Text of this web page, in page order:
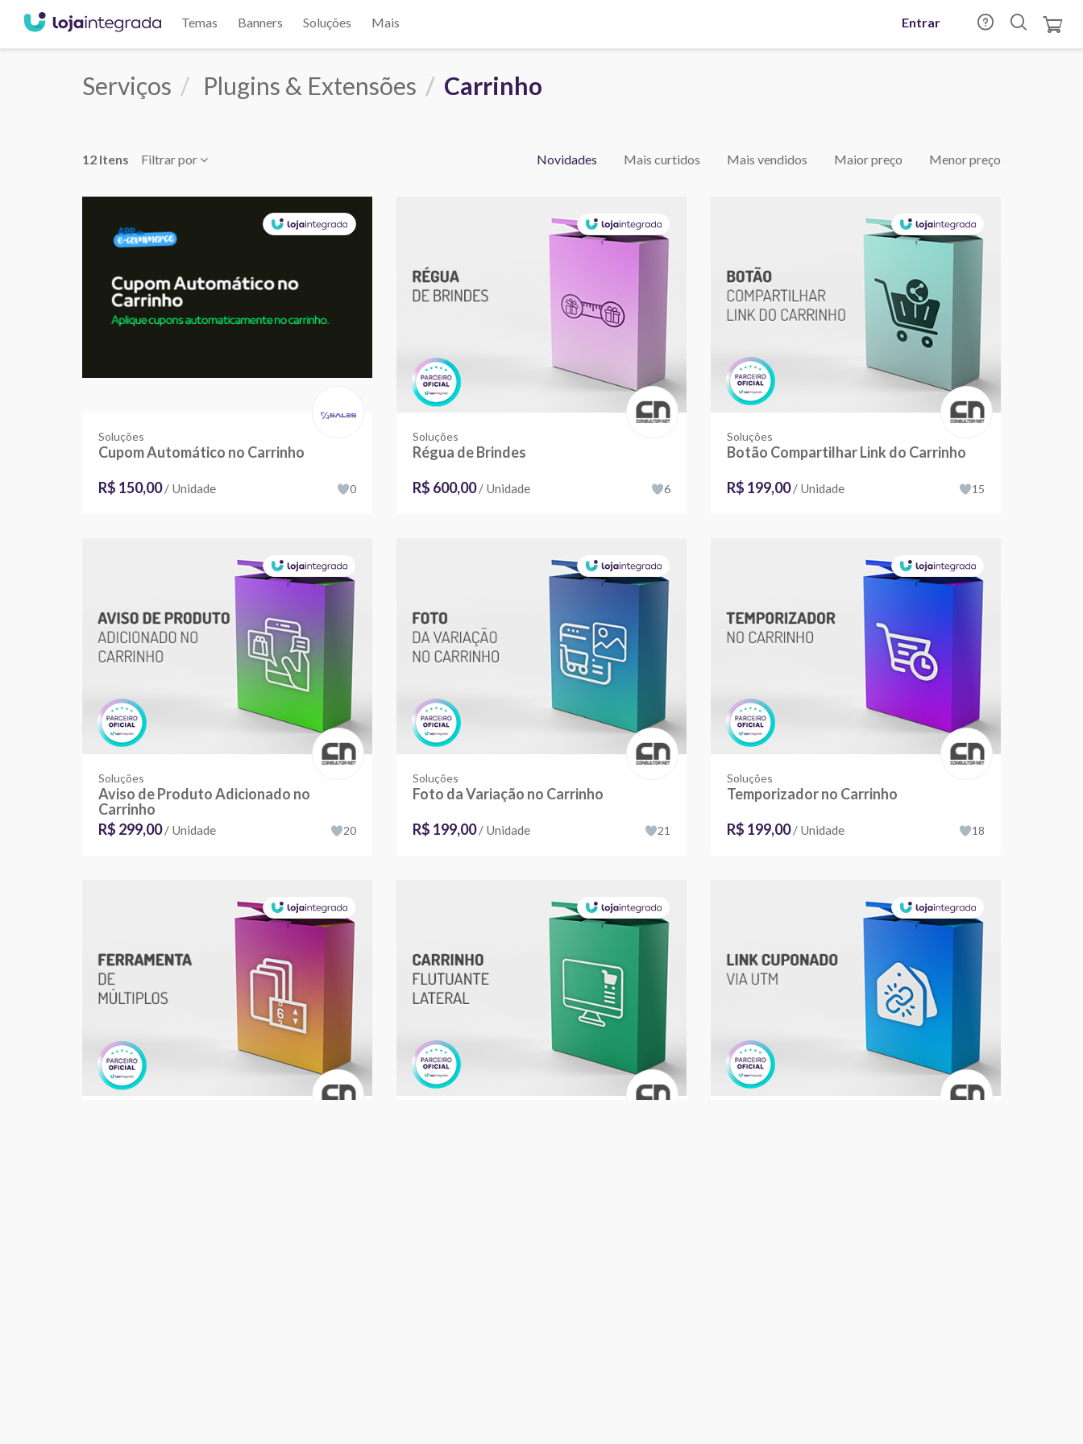
Temas Banners Soluções Mais Entrar
Serviços Plugins & Extensões Carrinho
12 Itens Filtrar por Novidades Mais curtidos Mais vendidos Maior preço Menor preço
Soluções
Cupom Automático no Carrinho
R$ 150,00/ Unidade 0
Soluções
Régua de Brindes
R$ 600,00/ Unidade 6
Soluções
Botão Compartilhar Link do Carrinho
R$ 199,00/ Unidade 15
Soluções
Aviso de Produto Adicionado no
Carrinho
R$ 299,00/ Unidade 20
Soluções
Foto da Variação no Carrinho
R$ 199,00/ Unidade 21
Soluções
Temporizador no Carrinho
R$ 199,00/ Unidade 18